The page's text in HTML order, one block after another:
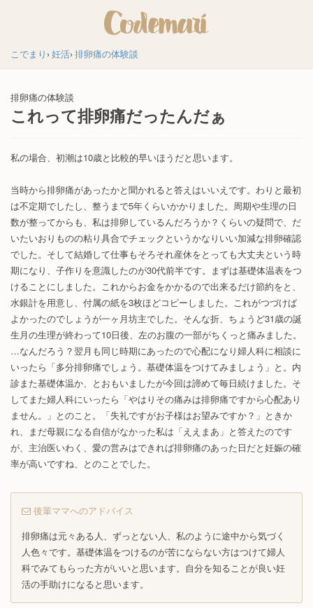
こでまり 妊活 排卵痛の体験談
排卵痛の体験談
これって排卵痛だったんだぁ
私の場合、初潮は10歳と比較的早いほうだと思います。
当時から排卵痛があったかと聞かれると答えはいいえです。わりと最初
は不定期でしたし、整うまで5年くらいかかりました。周期や生理の日
数が整ってからも、私は排卵しているんだろうか？くらいの疑問で、だ
いたいおりものの粘り具合でチェックというかなりいい加減な排卵確認
でした。そして結婚して仕事もそろそれ産休をとっても大丈夫という時
期になり、子作りを意識したのが30代前半です。まずは基礎体温表をつ
けることにしました。これからお金をかかるので出来るだけ節約をと、
水銀計を用意し、付属の紙を3枚ほどコピーしました。これがつづけば
よかったのでしょうが一ヶ月坊主でした。そんな折、ちょうど31歳の誕
生月の生理が終わって10日後、左のお腹の一部がちくっと痛みました。
…なんだろう？翌月も同じ時期にあったので心配になり婦人科に相談に
いったら「多分排卵痛でしょう。基礎体温をつけてみましょう」と。内
診また基礎体温か、とおもいましたが今回は諦めて毎日続けました。そ
してまた婦人科にいったら「やはりその痛みは排卵痛ですから心配あり
ません。」とのこと。「失礼ですがお子様はお望みですか？」ときか
れ、まだ母親になる自信がなかった私は「ええまあ」と答えたのです
が、主治医いわく、愛の営みはできれば排卵痛のあった日だと妊娠の確
率が高いですね、とのことでした。
後輩ママへのアドバイス
排卵痛は元々ある人、ずっとない人、私のように途中から気づく
人色々です。基礎体温をつけるのが苦にならない方はつけて婦人
科でみてもらった方がいいと思います。自分を知ることが良い妊
活の手助けになると思います。